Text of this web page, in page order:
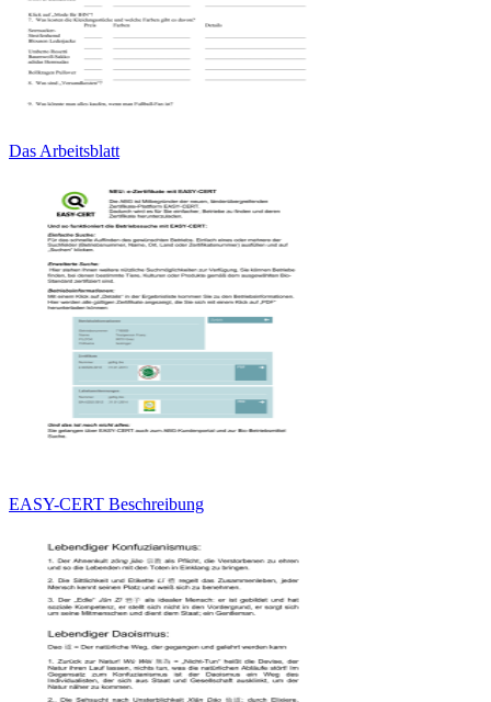
Das Arbeitsblatt
EASY-CERT Beschreibung